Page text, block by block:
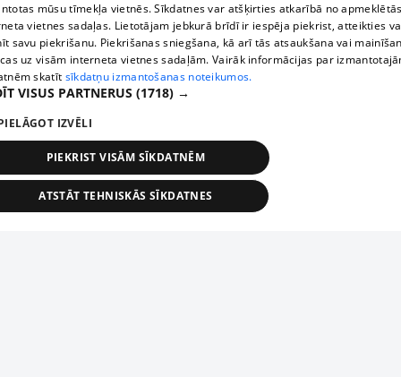
mūsu tīmekļa vietnēs. Sīkdatnes var atšķirties atkarībā no
vietnes sadaļas. Lietotājam jebkurā brīdī ir iespēja piekrist, atteikties
savu piekrišanu. Piekrišanas sniegšana, kā arī tās atsaukšana vai
uz visām interneta vietnes sadaļām. Vairāk informācijas par
skatīt sīkdatņu izmantošanas noteikumos.
VISUS PARTNERUS (1718) →
IZVĒLI
PIEKRIST VISĀM SĪKDATNĒM
ATSTĀT TEHNISKĀS SĪKDATNES